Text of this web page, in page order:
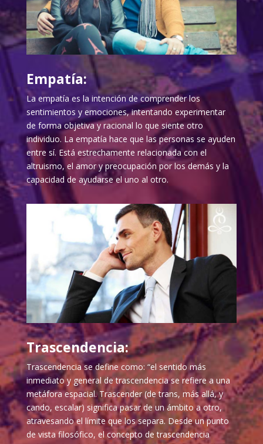
Empatía:
La empatía es la intención de comprender los
sentimientos y emociones, intentando experimentar
de forma objetiva y racional lo que siente otro
individuo. La empatía hace que las personas se ayuden
entre sí. Está estrechamente relacionada con el
altruismo, el amor y preocupación por los demás y la
capacidad de ayudarse el uno al otro.
Trascendencia:
Trascendencia se define como: “el sentido más
inmediato y general de trascendencia se refiere a una
metáfora espacial. Trascender (de trans, más allá, y
cando, escalar) significa pasar de un ámbito a otro,
atravesando el límite que los separa. Desde un punto
de vista filosófico, el concepto de trascendencia